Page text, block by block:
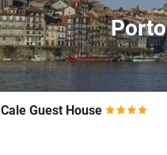
Porto
Cale Guest House